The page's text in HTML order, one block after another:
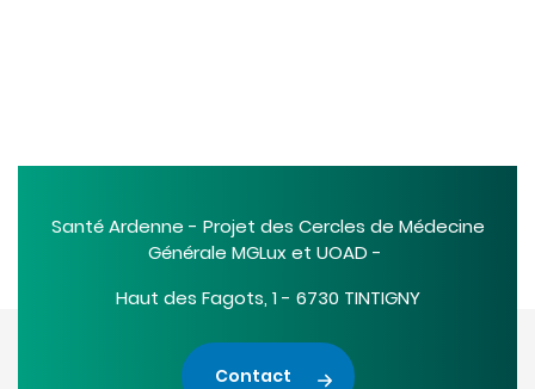
Santé Ardenne - Projet des Cercles de Médecine
Générale MGLux et UOAD -
Haut des Fagots, 1 - 6730 TINTIGNY
Contact